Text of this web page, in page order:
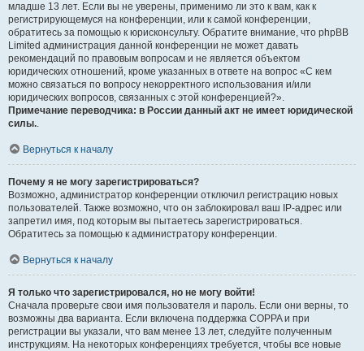
младше 13 лет. Если вы не уверены, применимо ли это к вам, как к
регистрирующемуся на конференции, или к самой конференции,
обратитесь за помощью к юрисконсульту. Обратите внимание, что phpBB
Limited администрация данной конференции не может давать
рекомендаций по правовым вопросам и не является объектом
юридических отношений, кроме указанных в ответе на вопрос «С кем
можно связаться по вопросу некорректного использования и/или
юридических вопросов, связанных с этой конференцией?».
Примечание переводчика: в России данный акт не имеет юридической
силы..
Вернуться к началу
Почему я не могу зарегистрироваться?
Возможно, администратор конференции отключил регистрацию новых
пользователей. Также возможно, что он заблокировал ваш IP-адрес или
запретил имя, под которым вы пытаетесь зарегистрироваться.
Обратитесь за помощью к администратору конференции.
Вернуться к началу
Я только что зарегистрировался, но не могу войти!
Сначала проверьте свои имя пользователя и пароль. Если они верны, то
возможны два варианта. Если включена поддержка COPPA и при
регистрации вы указали, что вам менее 13 лет, следуйте полученным
инструкциям. На некоторых конференциях требуется, чтобы все новые